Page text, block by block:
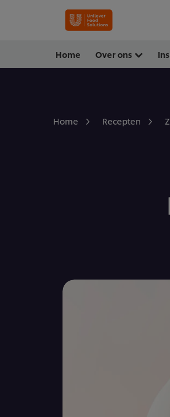
Home Over ons
Home Recepten